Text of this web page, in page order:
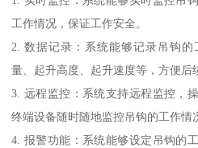
工作情况，保证工作安全。
2. 数据记录：系统能够记录吊钩
量、起升高度、起升速度等，方便后
3. 远程监控：系统支持远程监控，
终端设备随时随地监控吊钩的工作情
4. 报警功能：系统能够设定吊钩的